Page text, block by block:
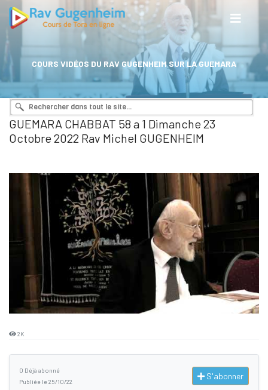
COURS VIDÉOS DU RAV GUGENHEIM SUR LA GUEMARA
GUEMARA CHABBAT 58 a 1 Dimanche 23
Octobre 2022 Rav Michel GUGENHEIM
2K
0 Déjà abonné
Publiée le 25/10/22
S'abonner